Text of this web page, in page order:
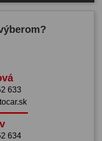
633
634